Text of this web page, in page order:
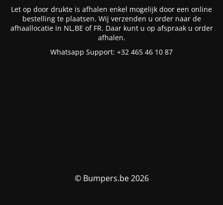
Let op door drukte is afhalen enkel mogelijk door een online
bestelling te plaatsen. Wij verzenden u order naar de
afhaallocatie in NL,BE of FR. Daar kunt u op afspraak u order
afhalen.
Whatsapp Support: +32 465 46 10 87
© Bumpers.be 2026